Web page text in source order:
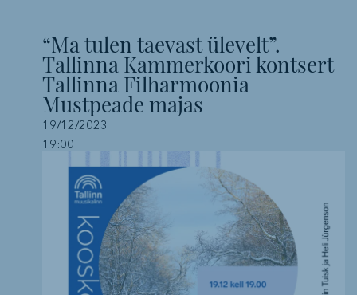
“Ma tulen taevast ülevelt”.
Tallinna Kammerkoori kontsert
Tallinna Filharmoonia
Mustpeade majas
19/12/2023
19:00